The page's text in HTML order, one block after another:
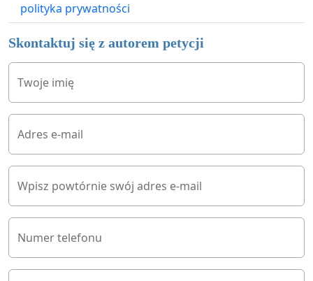
polityka prywatności
Skontaktuj się z autorem petycji
Twoje imię
Adres e-mail
Wpisz powtórnie swój adres e-mail
Numer telefonu